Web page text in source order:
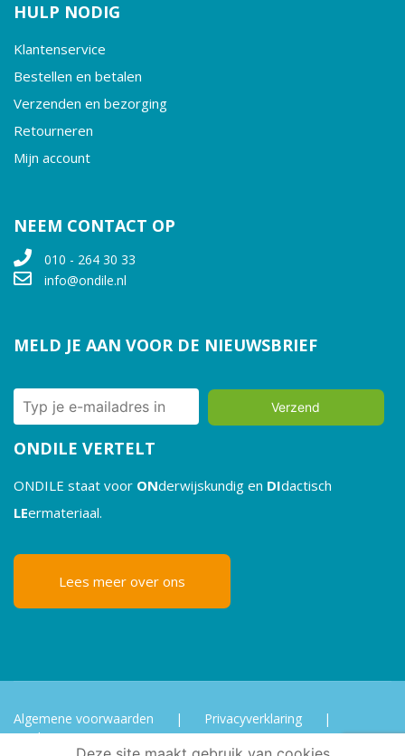
HULP NODIG
Klantenservice
Bestellen en betalen
Verzenden en bezorging
Retourneren
Mijn account
NEEM CONTACT OP
010 - 264 30 33
info@ondile.nl
MELD JE AAN VOOR DE NIEUWSBRIEF
Verzend
ONDILE VERTELT
ONDILE staat voor ONderwijskundig en DIdactisch
LEermateriaal.
Lees meer over ons
Algemene voorwaarden | Privacyverklaring
|
Cookies